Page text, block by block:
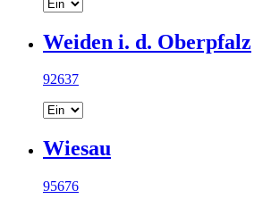
Weiden i. d. Oberpfalz
92637
Wiesau
95676